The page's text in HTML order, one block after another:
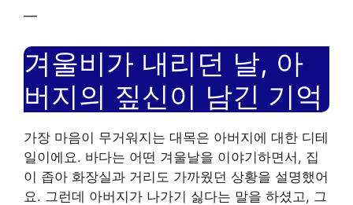
—
겨울비가 내리던 날, 아
버지의 짚신이 남긴 기억
가장 마음이 무거워지는 대목은 아버지에 대한 디테
일이에요. 바다는 어떤 겨울날을 이야기하면서, 집
이 좁아 화장실과 거리도 가까웠던 상황을 설명했어
요. 그런데 아버지가 나가기 싫다는 말을 하셨고, 그